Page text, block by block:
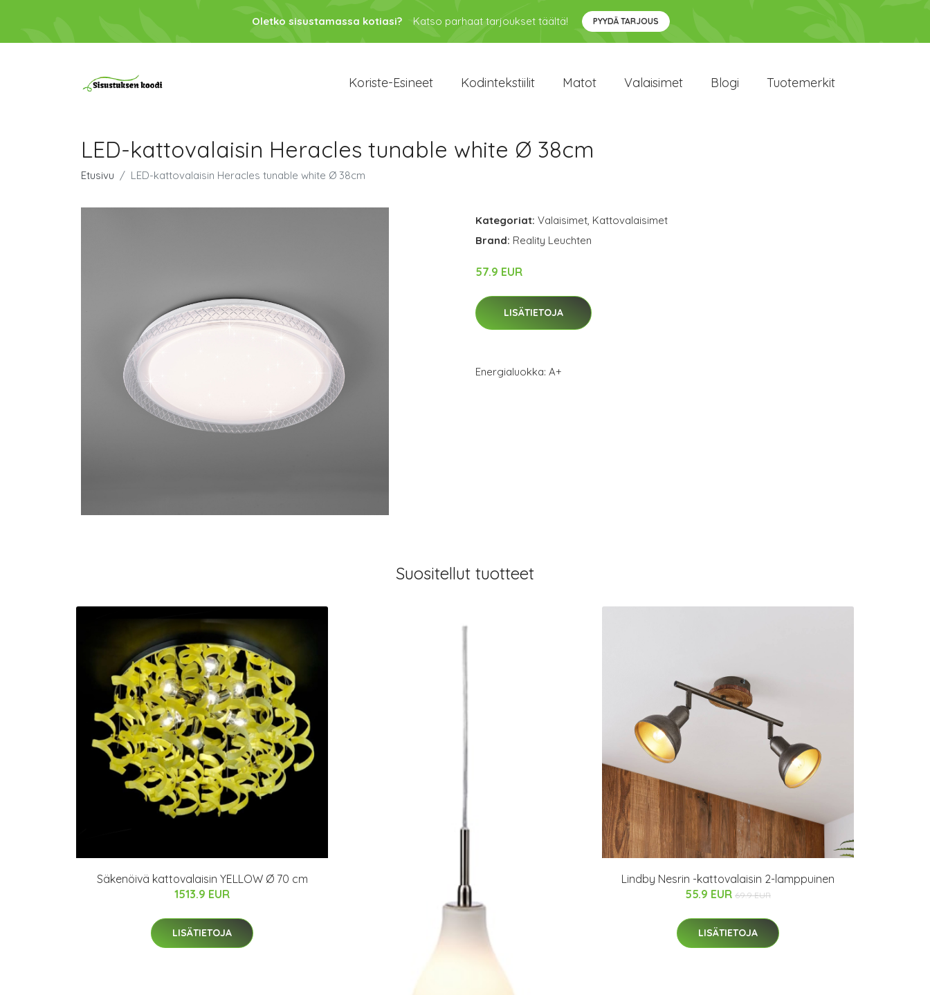
Oletko sisustamassa kotiasi? Katso parhaat tarjoukset täältä! PYYDÄ TARJOUS
Koriste-Esineet Kodintekstiilit Matot Valaisimet Blogi Tuotemerkit
LED-kattovalaisin Heracles tunable white Ø 38cm
Etusivu LED-kattovalaisin Heracles tunable white Ø 38cm
Kategoriat: Valaisimet, Kattovalaisimet
Brand: Reality Leuchten
57.9 EUR
LISÄTIETOJA
Energialuokka: A+
Suositellut tuotteet
Säkenöivä kattovalaisin YELLOW Ø 70 cm
1513.9 EUR
LISÄTIETOJA
Lindby Nesrin -kattovalaisin 2-lamppuinen
55.9 EUR 69.9 EUR
LISÄTIETOJA